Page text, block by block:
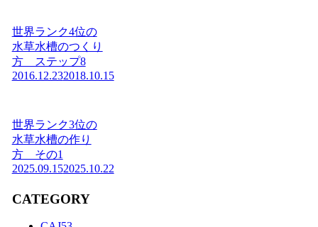
世界ランク4位の
水草水槽のつくり
方 ステップ8
2016.12.232018.10.15
世界ランク3位の
水草水槽の作り
方 その1
2025.09.152025.10.22
CATEGORY